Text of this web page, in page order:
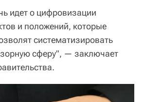
идет о цифровизации
и положений, которые
систематизировать
сферу", — заключает